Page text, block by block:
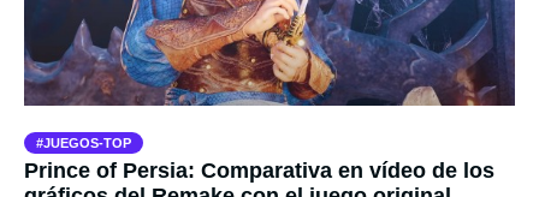
JUEGOS-TOP
Prince of Persia: Comparativa en vídeo de los